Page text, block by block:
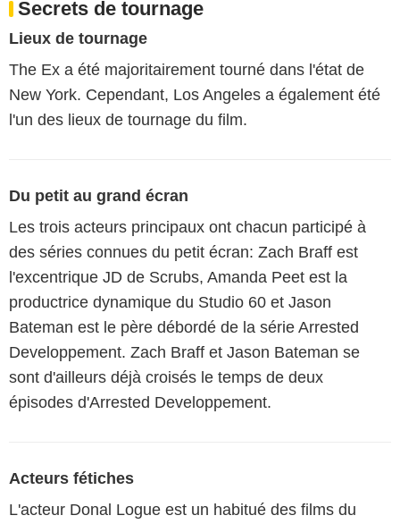
Secrets de tournage
Lieux de tournage
The Ex a été majoritairement tourné dans l'état de
New York. Cependant, Los Angeles a également été
l'un des lieux de tournage du film.
Du petit au grand écran
Les trois acteurs principaux ont chacun participé à
des séries connues du petit écran: Zach Braff est
l'excentrique JD de Scrubs, Amanda Peet est la
productrice dynamique du Studio 60 et Jason
Bateman est le père débordé de la série Arrested
Developpement. Zach Braff et Jason Bateman se
sont d'ailleurs déjà croisés le temps de deux
épisodes d'Arrested Developpement.
Acteurs fétiches
L'acteur Donal Logue est un habitué des films du